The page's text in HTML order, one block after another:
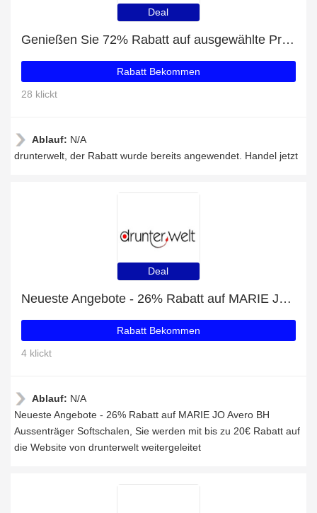
Deal
Genießen Sie 72% Rabatt auf ausgewählte Produkte
Rabatt Bekommen
28 klickt
Ablauf: N/A
drunterwelt, der Rabatt wurde bereits angewendet. Handel jetzt
Deal
Neueste Angebote - 26% Rabatt auf MARIE JO Avero BH Aussenträger Softschalen
Rabatt Bekommen
4 klickt
Ablauf: N/A
Neueste Angebote - 26% Rabatt auf MARIE JO Avero BH
Aussenträger Softschalen, Sie werden mit bis zu 20€ Rabatt auf
die Website von drunterwelt weitergeleitet